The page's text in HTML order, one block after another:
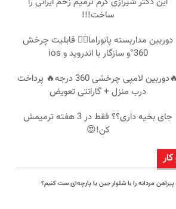
ساخت!!!
دوربین مداربسته پانوراما👈🏻 قابلیت چرخش
360°و سازگار با اندروید و ios
🔥دوربین لامپی چرخشی 360 درجه🔥 پرداخت
درب منزل + گارانتی تعویض
جای بخیه داری؟؟ فقط در 3 هفته ترمیمش
کن!😍
مردانه را با شلوار جین یا پارچه‌ای ست کنیم؟